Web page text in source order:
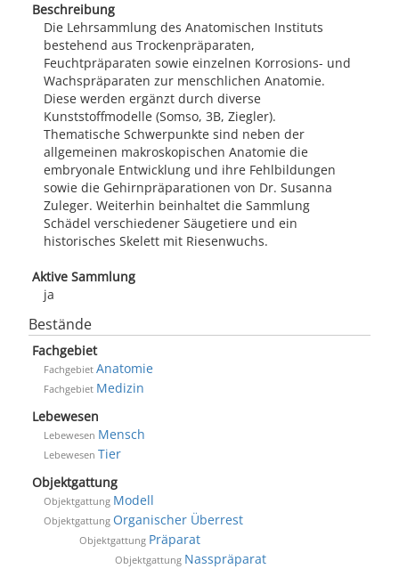
Beschreibung
Die Lehrsammlung des Anatomischen Instituts
bestehend aus Trockenpräparaten,
Feuchtpräparaten sowie einzelnen Korrosions- und
Wachspräparaten zur menschlichen Anatomie.
Diese werden ergänzt durch diverse
Kunststoffmodelle (Somso, 3B, Ziegler).
Thematische Schwerpunkte sind neben der
allgemeinen makroskopischen Anatomie die
embryonale Entwicklung und ihre Fehlbildungen
sowie die Gehirnpräparationen von Dr. Susanna
Zuleger. Weiterhin beinhaltet die Sammlung
Schädel verschiedener Säugetiere und ein
historisches Skelett mit Riesenwuchs.
Aktive Sammlung
ja
Bestände
Fachgebiet
Fachgebiet Anatomie
Fachgebiet Medizin
Lebewesen
Lebewesen Mensch
Lebewesen Tier
Objektgattung
Objektgattung Modell
Objektgattung Organischer Überrest
Objektgattung Präparat
Objektgattung Nasspräparat